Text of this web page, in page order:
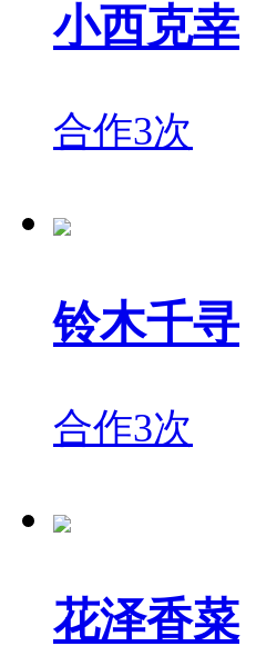
小西克幸
合作3次
铃木千寻
合作3次
花泽香菜